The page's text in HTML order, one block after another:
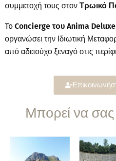
συμμετοχή τους στον Τρωικό
To Concierge του Anima Deluxe
οργανώσει την Ιδιωτική
από αδειούχο ξεναγό στις
Μπορεί να